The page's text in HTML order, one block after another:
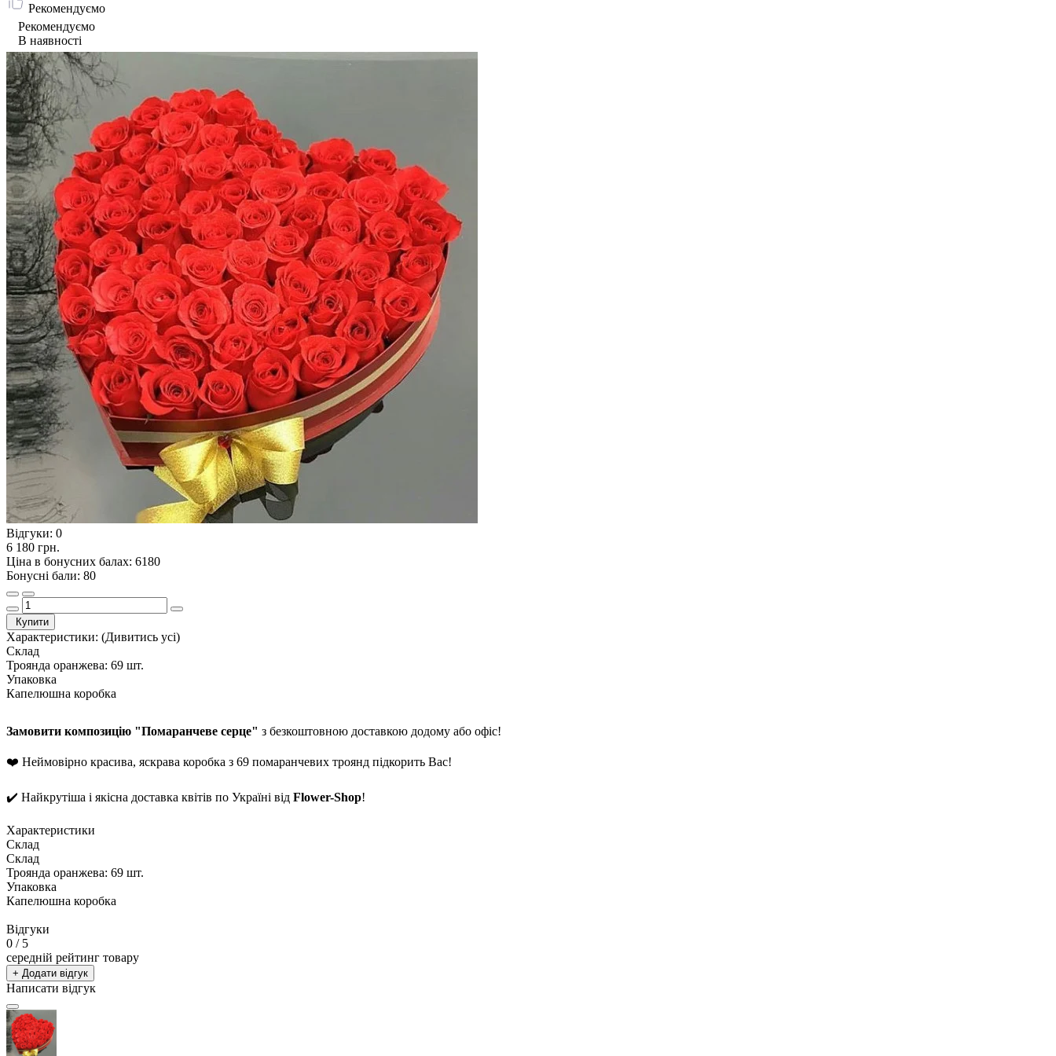
Рекомендуємо
Рекомендуємо
В наявності
Відгуки: 0
6 180 грн.
Ціна в бонусних балах: 6180
Бонусні бали: 80
Купити
Характеристики: (Дивитись усі)
Склад
Троянда оранжева: 69 шт.
Упаковка
Капелюшна коробка
Замовити композицію "Помаранчеве серце" з безкоштовною доставкою додому або офіс!
❤️ Неймовірно красива, яскрава коробка з 69 помаранчевих троянд підкорить Вас!
✔️ Найкрутіша і якісна доставка квітів по Україні від Flower-Shop!
Характеристики
Склад
Склад
Троянда оранжева: 69 шт.
Упаковка
Капелюшна коробка
Відгуки
0 / 5
середній рейтинг товару
+ Додати відгук
Написати відгук